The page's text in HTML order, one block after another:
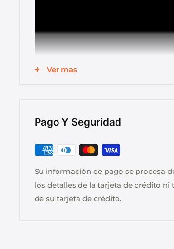
Ver mas
Pago Y Seguridad
Su información de pago se procesa
los detalles de la tarjeta de crédito
de su tarjeta de crédito.